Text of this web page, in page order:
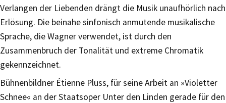
Verlangen der Liebenden drängt die Musik unaufhörlich nach
Erlösung. Die beinahe sinfonisch anmutende musikalische
Sprache, die Wagner verwendet, ist durch den
Zusammenbruch der Tonalität und extreme Chromatik
gekennzeichnet.
Bühnenbildner Étienne Pluss, für seine Arbeit an »Violetter
Schnee« an der Staatsoper Unter den Linden gerade für den